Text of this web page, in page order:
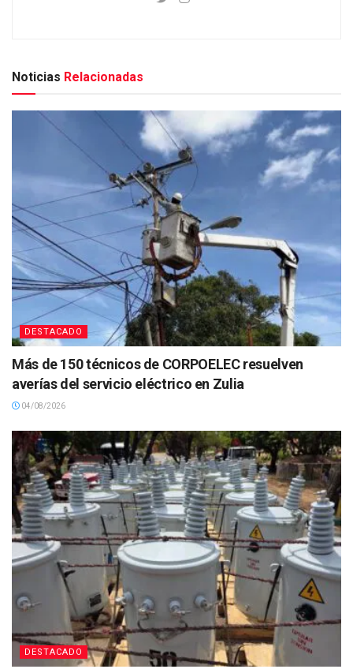
Noticias Relacionadas
DESTACADO
Más de 150 técnicos de CORPOELEC resuelven
averías del servicio eléctrico en Zulia
04/08/2026
DESTACADO